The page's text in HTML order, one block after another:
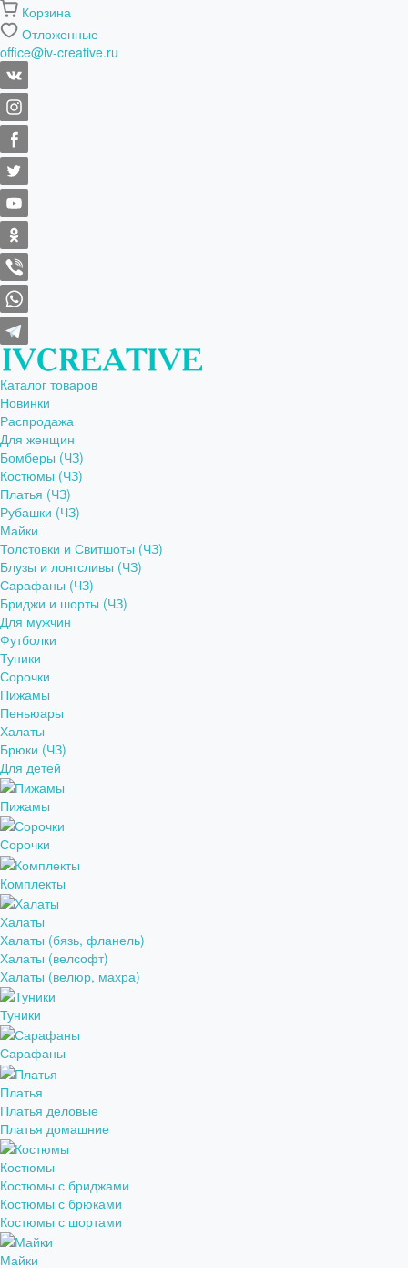
Корзина
Отложенные
office@iv-creative.ru
Каталог товаров
Новинки
Распродажа
Для женщин
Бомберы (ЧЗ)
Костюмы (ЧЗ)
Платья (ЧЗ)
Рубашки (ЧЗ)
Майки
Толстовки и Свитшоты (ЧЗ)
Блузы и лонгсливы (ЧЗ)
Сарафаны (ЧЗ)
Бриджи и шорты (ЧЗ)
Для мужчин
Футболки
Туники
Сорочки
Пижамы
Пеньюары
Халаты
Брюки (ЧЗ)
Для детей
Пижамы
Сорочки
Комплекты
Халаты
Халаты (бязь, фланель)
Халаты (велсофт)
Халаты (велюр, махра)
Туники
Сарафаны
Платья
Платья деловые
Платья домашние
Костюмы
Костюмы с бриджами
Костюмы с брюками
Костюмы с шортами
Майки